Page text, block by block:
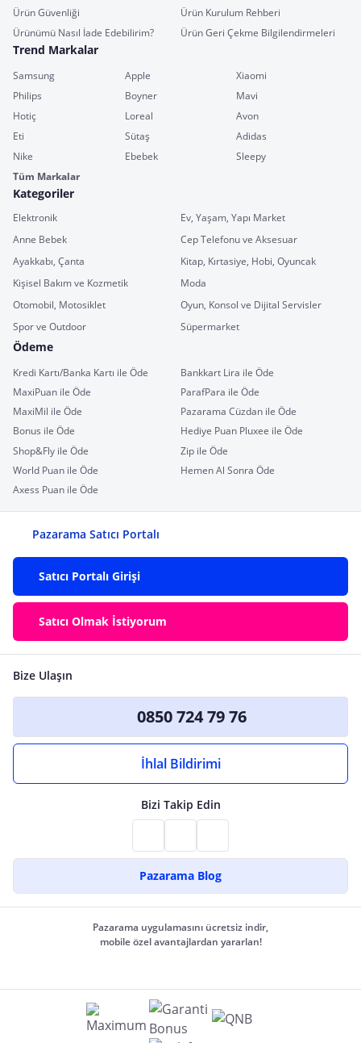
Ürün Güvenliği
Ürün Kurulum Rehberi
Ürünümü Nasıl İade Edebilirim?
Ürün Geri Çekme Bilgilendirmeleri
Trend Markalar
Samsung Apple
Xiaomi
Philips
Boyner
Mavi
Hotiç
Loreal
Avon
Eti
Sütaş
Adidas
Nike
Ebebek
Sleepy
Tüm Markalar
Kategoriler
Elektronik
Ev, Yaşam, Yapı Market
Anne Bebek
Cep Telefonu ve Aksesuar
Ayakkabı, Çanta
Kitap, Kırtasiye, Hobi, Oyuncak
Kişisel Bakım ve Kozmetik
Moda
Otomobil, Motosiklet
Oyun, Konsol ve Dijital Servisler
Spor ve Outdoor
Süpermarket
Ödeme
Kredi Kartı/Banka Kartı ile Öde
Bankkart Lira ile Öde
MaxiPuan ile Öde
ParafPara ile Öde
MaxiMil ile Öde
Pazarama Cüzdan ile Öde
Bonus ile Öde
Hediye Puan Pluxee ile Öde
Shop&Fly ile Öde
Zip ile Öde
World Puan ile Öde
Hemen Al Sonra Öde
Axess Puan ile Öde
Pazarama Satıcı Portalı
Satıcı Portalı Girişi
Satıcı Olmak İstiyorum
Bize Ulaşın
0850 724 79 76
İhlal Bildirimi
Bizi Takip Edin
Pazarama Blog
Pazarama uygulamasını ücretsiz indir,
mobile özel avantajlardan yararlan!